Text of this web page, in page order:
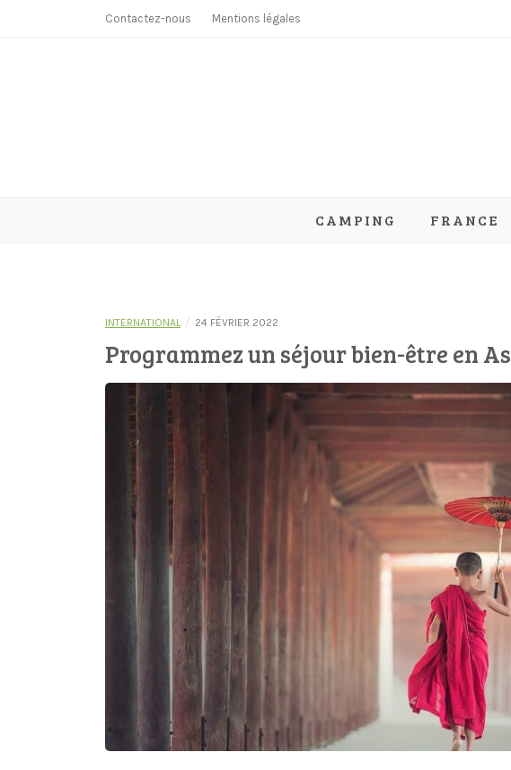
Contactez-nous Mentions légales
Camping-
CAMPING FRANCE
INTERNATIONAL / 24 FÉVRIER 2022
Programmez un séjour bien-être en